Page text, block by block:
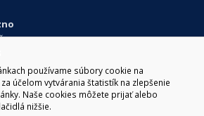
používame súbory cookie na
účelom vytvárania štatistík na zlepšenie
Naše cookies môžete prijať alebo
nižšie.
1